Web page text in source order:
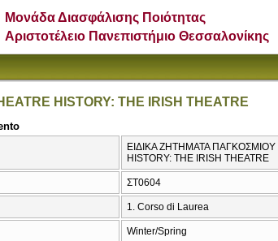
Μονάδα Διασφάλισης Ποιότητας
Αριστοτέλειο Πανεπιστήμιο Θεσσαλονίκης
HISTORY: THE IRISH THEATRE
ΕΙΔΙΚΑ ΖΗΤΗΜΑΤΑ ΠΑΓΚΟΣΜΙΟΥ
HISTORY: THE IRISH THEATRE
ΣΤ0604
1. Corso di Laurea
Winter/Spring